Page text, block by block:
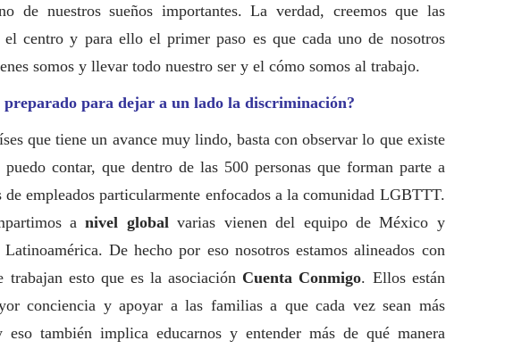
de nuestros sueños importantes. La verdad, creemos que las
el centro y para ello el primer paso es que cada uno de nosotros
somos y llevar todo nuestro ser y el cómo somos al trabajo.
preparado para dejar a un lado la discriminación?
que tiene un avance muy lindo, basta con observar lo que existe
contar, que dentro de las 500 personas que forman parte a
empleados particularmente enfocados a la comunidad LGBTTT.
a nivel global varias vienen del equipo de México y
De hecho por eso nosotros estamos alineados con
trabajan esto que es la asociación Cuenta Conmigo. Ellos están
conciencia y apoyar a las familias a que cada vez sean más
eso también implica educarnos y entender más de qué manera